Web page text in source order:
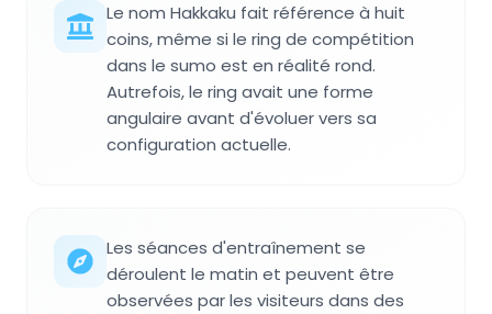
Le nom Hakkaku fait référence à huit
coins, même si le ring de compétition
dans le sumo est en réalité rond.
Autrefois, le ring avait une forme
angulaire avant d'évoluer vers sa
configuration actuelle.
Les séances d'entraînement se
déroulent le matin et peuvent être
observées par les visiteurs dans des